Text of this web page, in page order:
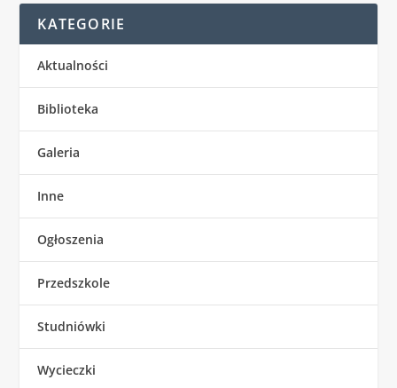
KATEGORIE
Aktualności
Biblioteka
Galeria
Inne
Ogłoszenia
Przedszkole
Studniówki
Wycieczki